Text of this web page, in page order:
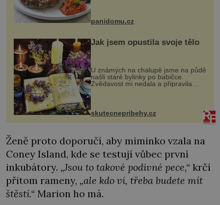
snazšího. Pljeskavica (10 porcí)
Možná jste ji ochutnali na dovolené v
panidomu.cz
Jak jsem opustila svoje tělo
U známých na chalupě jsme na půdě
našli staré bylinky po babičce.
Zvědavost mi nedala a připravila
jsem si z nich lektvar… Zimní pobyt
na chalupě se pro mě vlastní vinou
změnil v děsivý zážitek, na kt...
skutecnepribehy.cz
Ženě proto doporučí, aby miminko vzala na
Coney Island, kde se testují vůbec první
inkubátory. „Jsou to takové podivné pece,“ krčí
přitom rameny, „ale kdo ví, třeba budete mít
štěstí.“ Marion ho má.